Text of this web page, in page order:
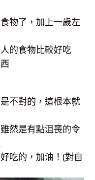
物了，加上一歲左
的食物比較好吃
不對的，這根本就
然是有點沮喪的令
吃的，加油！(對自